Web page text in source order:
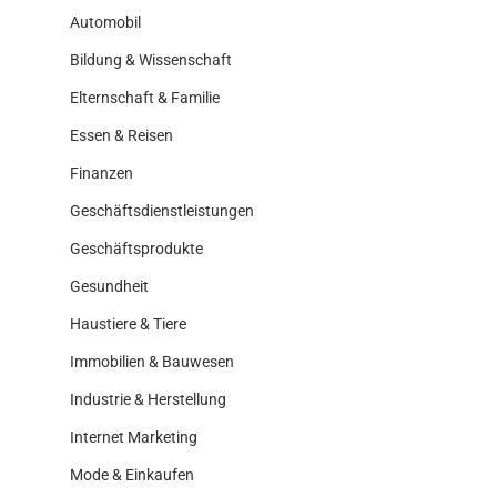
Automobil
Bildung & Wissenschaft
Elternschaft & Familie
Essen & Reisen
Finanzen
Geschäftsdienstleistungen
Geschäftsprodukte
Gesundheit
Haustiere & Tiere
Immobilien & Bauwesen
Industrie & Herstellung
Internet Marketing
Mode & Einkaufen